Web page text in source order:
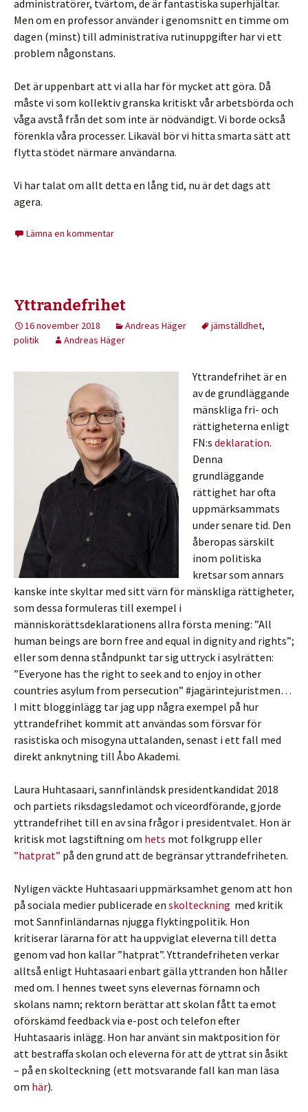
administratörer, tvärtom, de är fantastiska superhjältar.
Men om en professor använder i genomsnitt en timme om
dagen (minst) till administrativa rutinuppgifter har vi ett
problem någonstans.
Det är uppenbart att vi alla har för mycket att göra. Då
måste vi som kollektiv granska kritiskt vår arbetsbörda och
våga avstå från det som inte är nödvändigt. Vi borde också
förenkla våra processer. Likaväl bör vi hitta smarta sätt att
flytta stödet närmare användarna.
Vi har talat om allt detta en lång tid, nu är det dags att
agera.
Lämna en kommentar
Yttrandefrihet
16 november 2018 Andreas Häger jämställdhet,
politik
Andreas Häger
Yttrandefrihet är en
av de grundläggande
mänskliga fri- och
rättigheterna enligt
FN:s deklaration.
Denna
grundläggande
rättighet har ofta
uppmärksammats
under senare tid. Den
åberopas särskilt
inom politiska
kretsar som annars
kanske inte skyltar med sitt värn för mänskliga rättigheter,
som dessa formuleras till exempel i
människorättsdeklarationens allra första mening: ”All
human beings are born free and equal in dignity and rights”;
eller som denna ståndpunkt tar sig uttryck i asylrätten:
”Everyone has the right to seek and to enjoy in other
countries asylum from persecution” #jagärintejuristmen…
I mitt blogginlägg tar jag upp några exempel på hur
yttrandefrihet kommit att användas som försvar för
rasistiska och misogyna uttalanden, senast i ett fall med
direkt anknytning till Åbo Akademi.
Laura Huhtasaari, sannfinländsk presidentkandidat 2018
och partiets riksdagsledamot och viceordförande, gjorde
yttrandefrihet till en av sina frågor i presidentvalet. Hon är
kritisk mot lagstiftning om hets mot folkgrupp eller
”hatprat” på den grund att de begränsar yttrandefriheten.
Nyligen väckte Huhtasaari uppmärksamhet genom att hon
på sociala medier publicerade en skolteckning med kritik
mot Sannfinländarnas njugga flyktingpolitik. Hon
kritiserar lärarna för att ha uppviglat eleverna till detta
genom vad hon kallar ”hatprat”. Yttrandefriheten verkar
alltså enligt Huhtasaari enbart gälla yttranden hon håller
med om. I hennes tweet syns elevernas förnamn och
skolans namn; rektorn berättar att skolan fått ta emot
oförskämd feedback via e-post och telefon efter
Huhtasaaris inlägg. Hon har använt sin maktposition för
att bestraffa skolan och eleverna för att de yttrat sin åsikt
– på en skolteckning (ett motsvarande fall kan man läsa
om här).